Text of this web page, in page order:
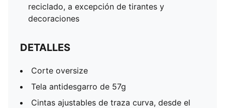
reciclado, a excepción de tirantes y
decoraciones
DETALLES
Corte oversize
Tela antidesgarro de 57g
Cintas ajustables de traza curva, desde el